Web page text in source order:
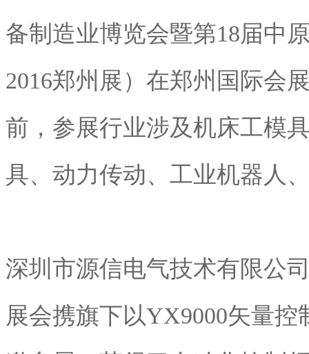
备制造业博览会暨第18届中
2016郑州展）在郑州国际会
前，参展行业涉及机床工模
具、动力传动、工业机器人
深圳市源信电气技术有限公
展会携旗下以YX9000矢量